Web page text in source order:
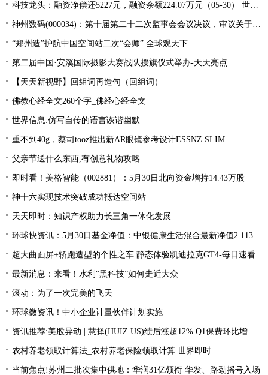
科技龙头：融资净偿还5227元，融资余额224.07万元（05-30） 世界快看
神州数码(000034)：第十届第二十二次监事会会议决议，审议关于公司符合向不特定对象发行可转换公司债券条件的议案等多项议案 世界快报
“郑州造”护航中国空间站二次“会师” 全球观天下
第二届中国·安溪国际摄影大赛战队授旗仪式举办-天天亮点
【天天新视野】回组词再造句（回组词）
佛教心经全文260个字_佛经心经全文
世界信息:仿写自传的语言诙谐幽默
重不到40g，蔡司tooz推出新AR眼镜参考设计ESSNZ SLIM
父亲节送什么东西,有创意礼物攻略
即时看！美格智能（002881）：5月30日北向资金增持14.43万股
神十六实现技术突破成功抵达空间站
天天即时：知识产权助力长三角一体化发展
环球快资讯：5月30日基金净值：中银健康生活混合最新净值2.113
超大曲面屏+轿跑造型的个性之车 静态体验凯迪拉克GT4-每日速看
最新消息：来看！水利“黑科技”如何走近大众
滚动：为了一次完美的飞天
环球微资讯！中小企业计量伙伴计划实施
资讯推荐:美股异动 | 慧择(HUIZ.US)绩后涨超12% Q1保费环比增长33.4%
农村养老领取计算法_农村养老保险领取计算 世界即时
当前焦点!苏州二批次集中供地：华润31亿领衔 华发、路劲摇号入场